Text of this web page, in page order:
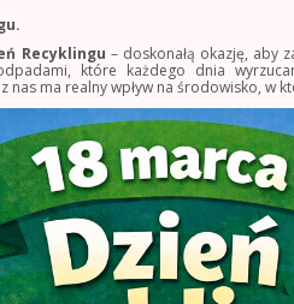
Recyklingu – doskonałą okazję, aby
które każdego dnia
nas ma realny wpływ na środowisko, w